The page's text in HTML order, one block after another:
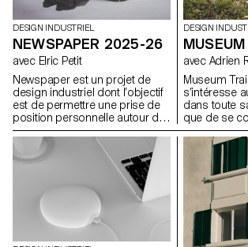
DESIGN INDUSTRIEL
NEWSPAPER 2025-26
avec Elric Petit
Newspaper est un projet de
design industriel dont l’objectif
est de permettre une prise de
position personnelle autour du
sujet de son choix. Le projet
s’appuie sur un article issu de
la presse ou d’un magazine
spécialisé, utilisé comme point
de départ conceptuel et
critique. À travers l’analyse,
l’interprétation et la traduction
de ce contenu écrit, le projet
invite à développer une réflexion
de design, en questionnant les
DESIGN
avec
Museum
s’intéresse
dans toute
que de se
uniquement
institutions
ce que
musée »
compte
muséales,
fortes